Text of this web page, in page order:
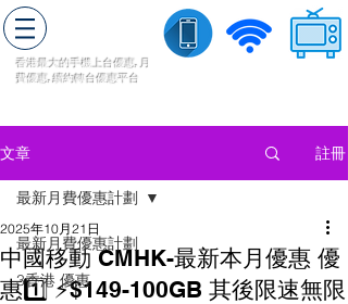
香港最大的手機上台優惠, 月
費優惠,續約轉台優惠平台
文章 註冊
最新月費優惠計劃
3香港 優惠
最新月費優惠計劃
中國移動 CMHK-最新本月優惠 優
惠1️⃣ ⚡️$149-100GB 其後限速無限
2025年10月21日